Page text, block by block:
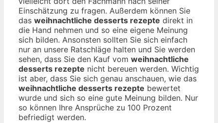
Einschätzung zu fragen. Außerdem können Sie
das weihnachtliche desserts rezepte direkt in
die Hand nehmen und so eine eigene Meinung
sich bilden. Ansonsten sollten Sie sich einfach
nur an unsere Ratschläge halten und Sie werden
sehen, dass Sie den Kauf vom weihnachtliche
desserts rezepte nicht bereuen werden. Wichtig
ist aber, dass Sie sich genau anschauen, wie das
weihnachtliche desserts rezepte bewertet
wurde und sich so eine gute Meinung bilden. Nur
so können Ihre Ansprüche zu 100 Prozent
befriedigt werden.